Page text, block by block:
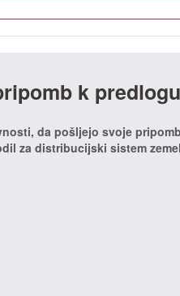
k
da pošljejo svoje
za distribucijski sistem